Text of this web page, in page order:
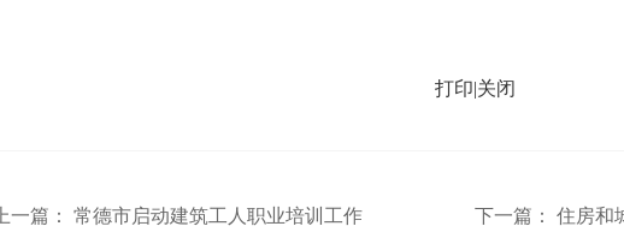
打印|关闭
上一篇： 常德市启动建筑工人职业培训工作 下一篇： 住房和